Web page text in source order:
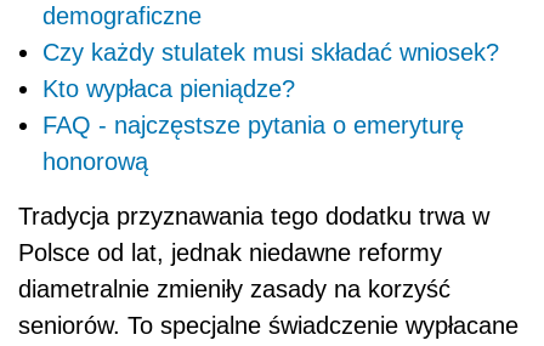
demograficzne
Czy każdy stulatek musi składać wniosek?
Kto wypłaca pieniądze?
FAQ - najczęstsze pytania o emeryturę
honorową
Tradycja przyznawania tego dodatku trwa w
Polsce od lat, jednak niedawne reformy
diametralnie zmieniły zasady na korzyść
seniorów. To specjalne świadczenie wypłacane